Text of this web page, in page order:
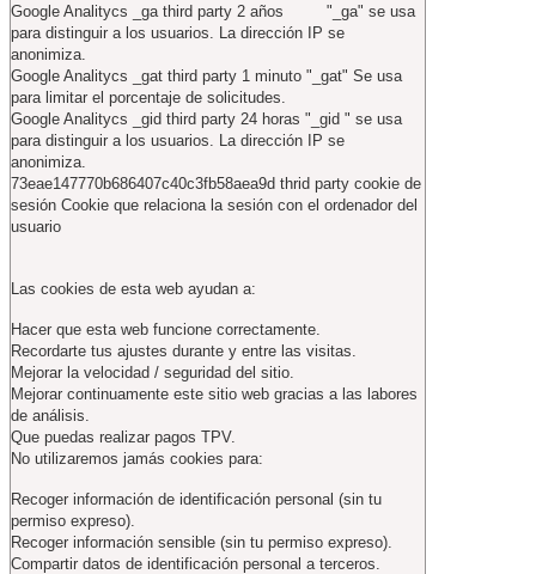
Google Analitycs _ga third party 2 años "_ga" se usa
para distinguir a los usuarios. La dirección IP se
anonimiza.
Google Analitycs _gat third party 1 minuto "_gat" Se usa
para limitar el porcentaje de solicitudes.
Google Analitycs _gid third party 24 horas "_gid " se usa
para distinguir a los usuarios. La dirección IP se
anonimiza.
73eae147770b686407c40c3fb58aea9d thrid party cookie de
sesión Cookie que relaciona la sesión con el ordenador del
usuario
Las cookies de esta web ayudan a:
Hacer que esta web funcione correctamente.
Recordarte tus ajustes durante y entre las visitas.
Mejorar la velocidad / seguridad del sitio.
Mejorar continuamente este sitio web gracias a las labores
de análisis.
Que puedas realizar pagos TPV.
No utilizaremos jamás cookies para:
Recoger información de identificación personal (sin tu
permiso expreso).
Recoger información sensible (sin tu permiso expreso).
Compartir datos de identificación personal a terceros.